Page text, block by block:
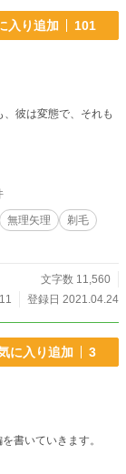
入り追加 101
彼は変態で、それも
無理矢理
剃毛
文字数 11,560
登録日 2021.04.24
に入り追加 3
書いていきます。